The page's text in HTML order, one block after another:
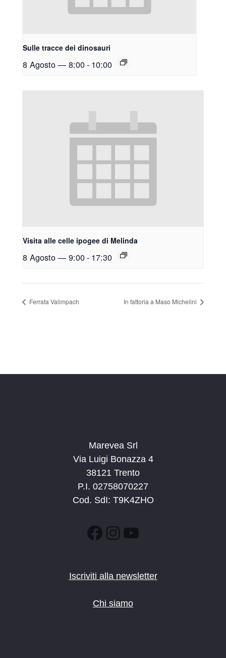
Sulle tracce dei dinosauri
8 Agosto — 8:00- 10:00
Visita alle celle ipogee di Melinda
8 Agosto — 9:00- 17:30
Ferrata Valimpach In fattoria a Maso Michelini
Marevea Srl
Via Luigi Bonazza 4
38121 Trento
P.I. 02758070227
Cod. SdI: T9K4ZHO
Facebook
Instagram
YouTube
Iscriviti alla newsletter
Chi siamo